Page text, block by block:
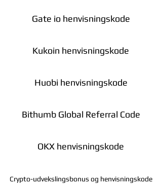
Gate io henvisningskode
Kukoin henvisningskode
Huobi henvisningskode
Bithumb Global Referral Code
OKX henvisningskode
Crypto-udvekslingsbonus og henvisningskode